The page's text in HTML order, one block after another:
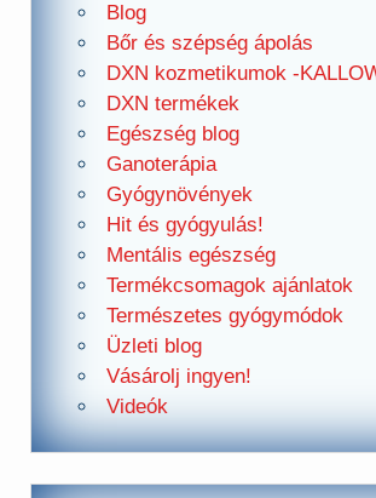
Blog
Bőr és szépség ápolás
DXN kozmetikumok -
DXN termékek
Egészség blog
Ganoterápia
Gyógynövények
Hit és gyógyulás!
Mentális egészség
Termékcsomagok ajánlatok
Természetes gyógymódok
Üzleti blog
Vásárolj ingyen!
Videók